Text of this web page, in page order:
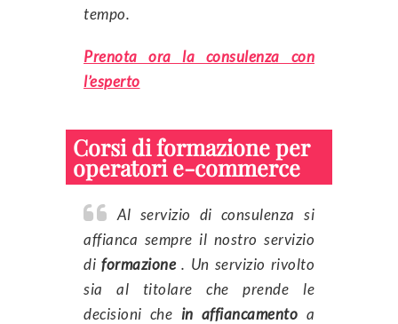
tempo.
Prenota ora la consulenza con
l’esperto
Corsi di formazione per
operatori e-commerce
Al servizio di consulenza si
affianca sempre il nostro servizio
di formazione. Un servizio rivolto
sia al titolare che prende le
decisioni che in affiancamento a